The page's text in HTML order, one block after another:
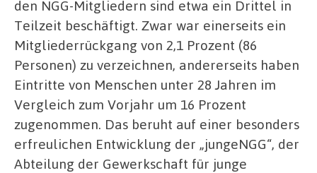
den NGG-Mitgliedern sind etwa ein Drittel in
Teilzeit beschäftigt. Zwar war einerseits ein
Mitgliederrückgang von 2,1 Prozent (86
Personen) zu verzeichnen, andererseits haben
Eintritte von Menschen unter 28 Jahren im
Vergleich zum Vorjahr um 16 Prozent
zugenommen. Das beruht auf einer besonders
erfreulichen Entwicklung der „jungeNGG“, der
Abteilung der Gewerkschaft für junge